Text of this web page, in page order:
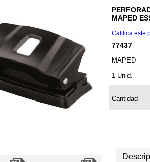
MAPED
Califica este
77437
MAPED
1 Unid.
Cantidad